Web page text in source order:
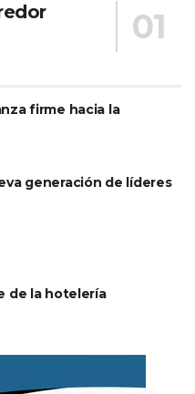
firme hacia la
generación de líderes
de la hotelería